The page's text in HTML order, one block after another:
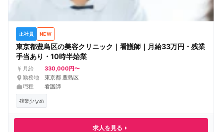
正社員 NEW
東京都豊島区の美容クリニック｜看護師｜月給33万円・残業
手当あり・10時半始業
月給 330,000円〜
勤務地
東京都 豊島区
職種
看護師
残業少なめ
求人を見る